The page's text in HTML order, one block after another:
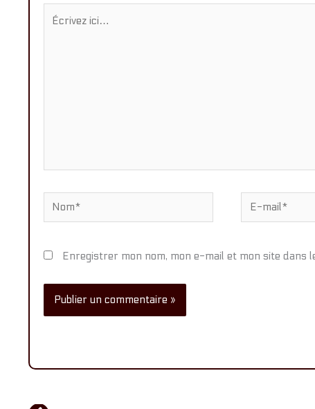
Écrivez
Nom*
E-
mail*
Enregistrer mon nom, mon e-mail et mon site dans